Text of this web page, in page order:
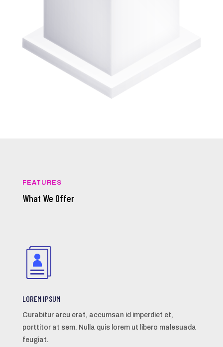
FEATURES
What We Offer
LOREM IPSUM
Curabitur arcu erat, accumsan id imperdiet et,
porttitor at sem. Nulla quis lorem ut libero malesuada
feugiat.